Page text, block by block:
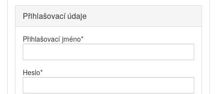
Přihlašovací údaje
Přihlašovací jméno*
Heslo*